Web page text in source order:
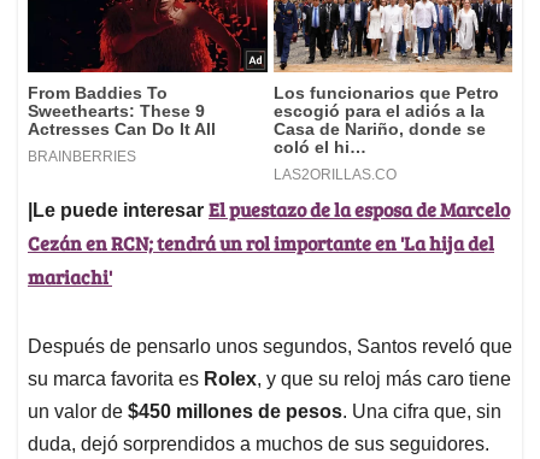
|Le puede interesar El puestazo de la esposa de Marcelo
Cezán en RCN; tendrá un rol importante en 'La hija del
mariachi'
Después de pensarlo unos segundos, Santos reveló que
su marca favorita es Rolex, y que su reloj más caro tiene
un valor de $450 millones de pesos. Una cifra que, sin
duda, dejó sorprendidos a muchos de sus seguidores.